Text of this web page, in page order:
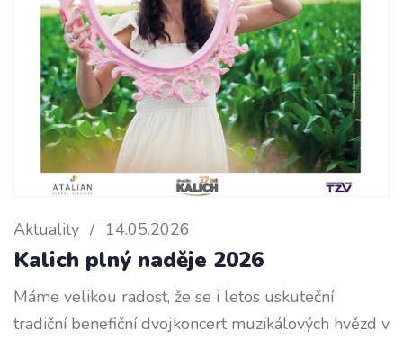
Aktuality / 14.05.2026
Kalich plný naděje 2026
Máme velikou radost, že se i letos uskuteční
tradiční benefiční dvojkoncert muzikálových hvězd v